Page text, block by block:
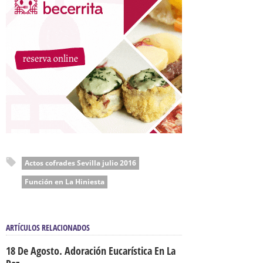
Actos cofrades Sevilla julio 2016
Función en La Hiniesta
ARTÍCULOS RELACIONADOS
18 De Agosto. Adoración Eucarística En La